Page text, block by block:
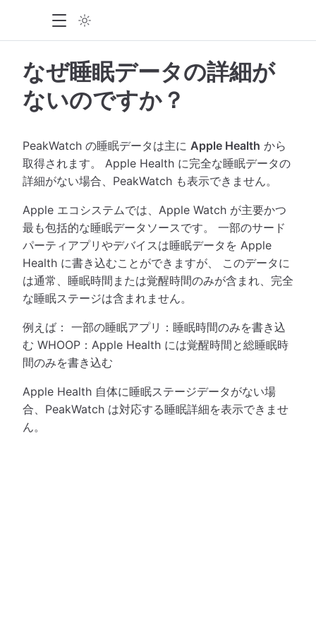
なぜ睡眠データの詳細が
ないのですか？
PeakWatch の睡眠データは主に Apple Health から
取得されます。 Apple Health に完全な睡眠データの
詳細がない場合、PeakWatch も表示できません。
Apple エコシステムでは、Apple Watch が主要かつ
最も包括的な睡眠データソースです。 一部のサード
パーティアプリやデバイスは睡眠データを Apple
Health に書き込むことができますが、 このデータに
は通常、睡眠時間または覚醒時間のみが含まれ、完全
な睡眠ステージは含まれません。
例えば： 一部の睡眠アプリ：睡眠時間のみを書き込
む WHOOP：Apple Health には覚醒時間と総睡眠時
間のみを書き込む
Apple Health 自体に睡眠ステージデータがない場
合、PeakWatch は対応する睡眠詳細を表示できませ
ん。